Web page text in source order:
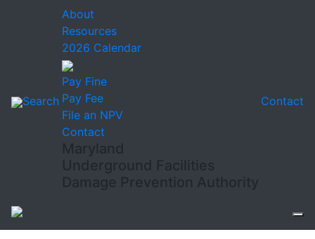
Search
About
Resources
2026 Calendar
Pay Fine
Pay Fee
File an NPV
Contact
Maryland
Underground Facilities
Damage Prevention Authority
Contact